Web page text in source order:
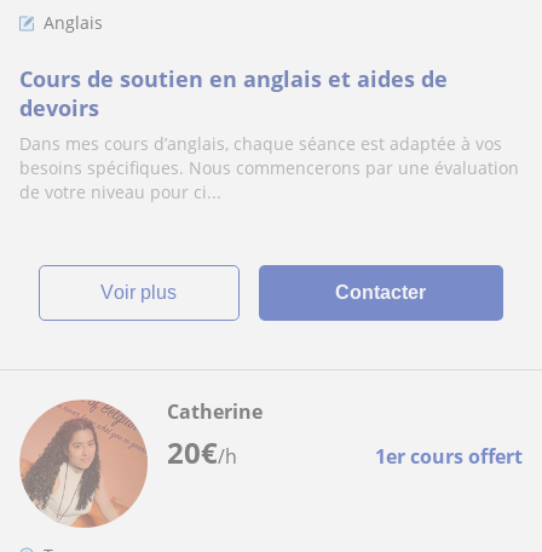
Anglais
Cours de soutien en anglais et aides de
devoirs
Dans mes cours d’anglais, chaque séance est adaptée à vos
besoins spécifiques. Nous commencerons par une évaluation
de votre niveau pour ci...
voir plus Contacter
20€/h 1er cours offert
Catherine